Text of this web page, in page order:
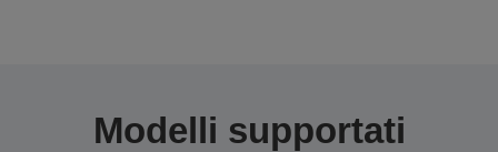
Modelli supportati